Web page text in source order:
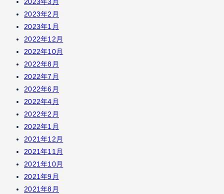
2023年3月
2023年2月
2023年1月
2022年12月
2022年10月
2022年8月
2022年7月
2022年6月
2022年4月
2022年2月
2022年1月
2021年12月
2021年11月
2021年10月
2021年9月
2021年8月